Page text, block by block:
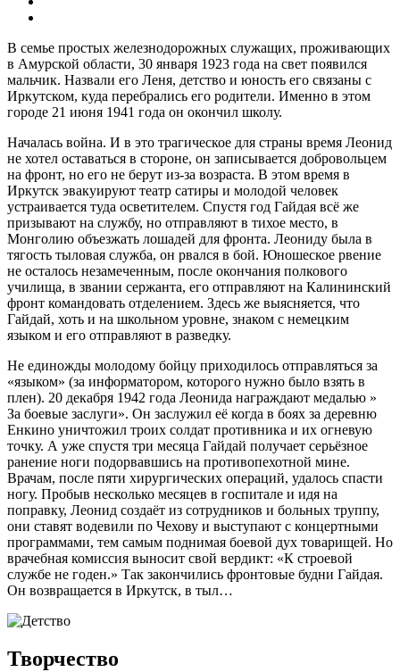
В семье простых железнодорожных служащих, проживающих
в Амурской области, 30 января 1923 года на свет появился
мальчик. Назвали его Леня, детство и юность его связаны с
Иркутском, куда перебрались его родители. Именно в этом
городе 21 июня 1941 года он окончил школу.
Началась война. И в это трагическое для страны время Леонид
не хотел оставаться в стороне, он записывается добровольцем
на фронт, но его не берут из-за возраста. В этом время в
Иркутск эвакуируют театр сатиры и молодой человек
устраивается туда осветителем. Спустя год Гайдая всё же
призывают на службу, но отправляют в тихое место, в
Монголию объезжать лошадей для фронта. Леониду была в
тягость тыловая служба, он рвался в бой. Юношеское рвение
не осталось незамеченным, после окончания полкового
училища, в звании сержанта, его отправляют на Калининский
фронт командовать отделением. Здесь же выясняется, что
Гайдай, хоть и на школьном уровне, знаком с немецким
языком и его отправляют в разведку.
Не единожды молодому бойцу приходилось отправляться за
«языком» (за информатором, которого нужно было взять в
плен). 20 декабря 1942 года Леонида награждают медалью »
За боевые заслуги». Он заслужил её когда в боях за деревню
Енкино уничтожил троих солдат противника и их огневую
точку. А уже спустя три месяца Гайдай получает серьёзное
ранение ноги подорвавшись на противопехотной мине.
Врачам, после пяти хирургических операций, удалось спасти
ногу. Пробыв несколько месяцев в госпитале и идя на
поправку, Леонид создаёт из сотрудников и больных труппу,
они ставят водевили по Чехову и выступают с концертными
программами, тем самым поднимая боевой дух товарищей. Но
врачебная комиссия выносит свой вердикт: «К строевой
службе не годен.» Так закончились фронтовые будни Гайдая.
Он возвращается в Иркутск, в тыл…
Творчество